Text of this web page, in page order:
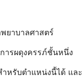
ยาบาลศาสตร์
ารผดุงครรภ์ชั้นหนึ่ง
หรับตําแหน่งนี้ได้ และ